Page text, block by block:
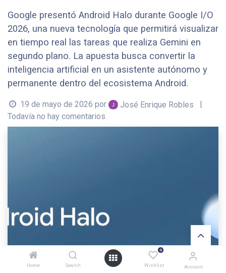
Home Search
0
Wishlist Account
Google presentó Android Halo durante Google I/O
2026, una nueva tecnología que permitirá visualizar
en tiempo real las tareas que realiza Gemini en
segundo plano. La apuesta busca convertir la
inteligencia artificial en un asistente autónomo y
permanente dentro del ecosistema Android.
19 de mayo de 2026 por José Enrique Robles
|
Todavía no hay comentarios